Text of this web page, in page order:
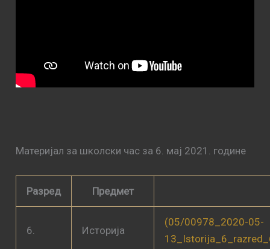
Материјал за школски час за 6. мај 2021. године
Разред Предмет
6. Историја
(05/00978_2020-05-